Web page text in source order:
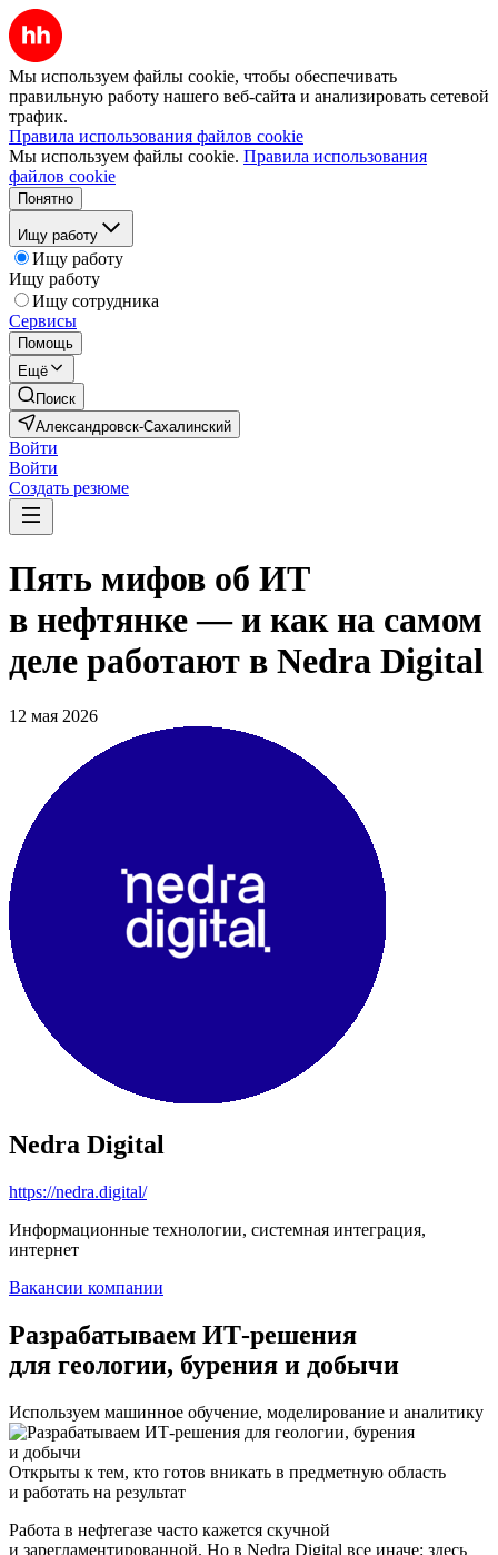
Мы используем файлы cookie, чтобы обеспечивать
правильную работу нашего веб-сайта и анализировать сетевой
трафик.
Правила использования файлов cookie
Мы используем файлы cookie. Правила использования
файлов cookie
Понятно
Ищу работу
Ищу работу
Ищу работу
Ищу сотрудника
Сервисы
Помощь
Ещё
Поиск
Александровск-Сахалинский
Войти
Войти
Создать резюме
Пять мифов об ИТ
в нефтянке — и как на самом
деле работают в Nedra Digital
12 мая 2026
Nedra Digital
https://nedra.digital/
Информационные технологии, системная интеграция,
интернет
Вакансии компании
Разрабатываем ИТ-решения
для геологии, бурения и добычи
Используем машинное обучение, моделирование и аналитику
Открыты к тем, кто готов вникать в предметную область
и работать на результат
Работа в нефтегазе часто кажется скучной
и зарегламентированной. Но в Nedra Digital все иначе: здесь